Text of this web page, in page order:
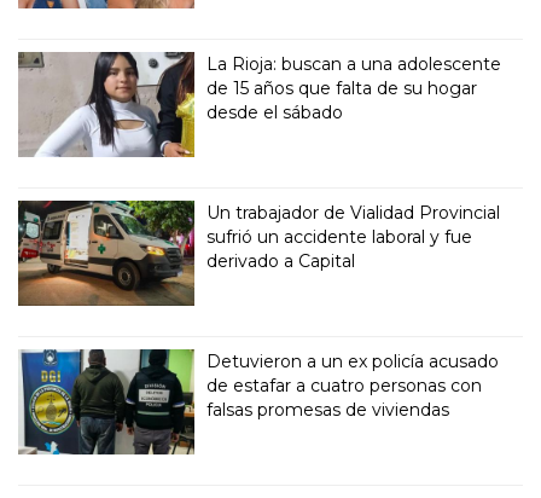
La Rioja: buscan a una adolescente
de 15 años que falta de su hogar
desde el sábado
Un trabajador de Vialidad Provincial
sufrió un accidente laboral y fue
derivado a Capital
Detuvieron a un ex policía acusado
de estafar a cuatro personas con
falsas promesas de viviendas